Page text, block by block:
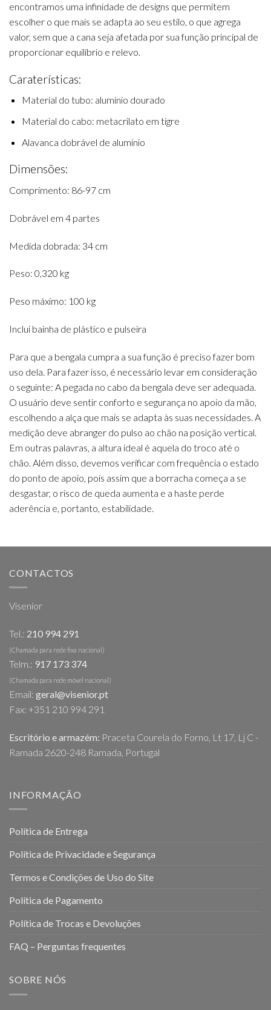
encontramos uma infinidade de designs que permitem
escolher o que mais se adapta ao seu estilo, o que agrega
valor, sem que a cana seja afetada por sua função principal de
proporcionar equilíbrio e relevo.
Caraterísticas:
Material do tubo: alumínio dourado
Material do cabo: metacrilato em tigre
Alavanca dobrável de alumínio
Dimensões:
Comprimento: 86-97 cm
Dobrável em 4 partes
Medida dobrada: 34 cm
Peso: 0,320 kg
Peso máximo: 100 kg
Inclui bainha de plástico e pulseira
Para que a bengala cumpra a sua função é preciso fazer bom
uso dela. Para fazer isso, é necessário levar em consideração
o seguinte: A pegada no cabo da bengala deve ser adequada.
O usuário deve sentir conforto e segurança no apoio da mão,
escolhendo a alça que mais se adapta às suas necessidades. A
medição deve abranger do pulso ao chão na posição vertical.
Em outras palavras, a altura ideal é aquela do troco até o
chão. Além disso, devemos verificar com frequência o estado
do ponto de apoio, pois assim que a borracha começa a se
desgastar, o risco de queda aumenta e a haste perde
aderência e, portanto, estabilidade.
CONTACTOS
Visenior
Tel.: 210 994 291
(Chamada para rede fixa nacional)
Telm.: 917 173 374
(Chamada para rede móvel nacional)
Email: geral@visenior.pt
Fax: +351 210 994 291
Escritório e armazém: Praceta Courela do Forno, Lt 17, Lj C -
Ramada 2620-248 Ramada, Portugal
INFORMAÇÃO
Política de Entrega
Política de Privacidade e Segurança
Termos e Condições de Uso do Site
Política de Pagamento
Política de Trocas e Devoluções
FAQ – Perguntas frequentes
SOBRE NÓS